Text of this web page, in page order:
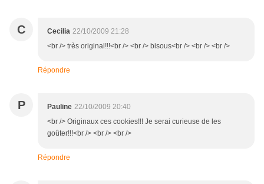
C Cecilia 22/10/2009 21:28
<br /> très original!!!<br /> <br /> bisous<br /> <br /> <br />
Répondre
P Pauline 22/10/2009 20:40
<br /> Originaux ces cookies!!! Je serai curieuse de les
goûter!!!<br /> <br /> <br />
Répondre